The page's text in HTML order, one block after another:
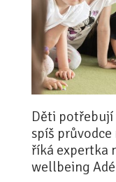
Děti
spíš
říká expertka
wellbeing